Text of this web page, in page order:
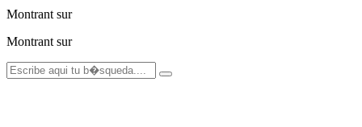
Montrantsur
Montrantsur